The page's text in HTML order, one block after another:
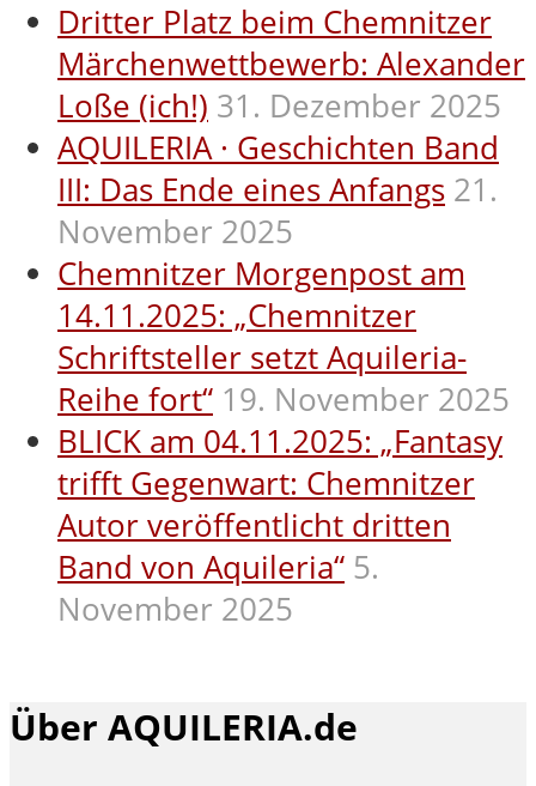
Dritter Platz beim Chemnitzer
Märchenwettbewerb: Alexander
Loße (ich!) 31. Dezember 2025
AQUILERIA · Geschichten Band
III: Das Ende eines Anfangs 21.
November 2025
Chemnitzer Morgenpost am
14.11.2025: „Chemnitzer
Schriftsteller setzt Aquileria-
Reihe fort“ 19. November 2025
BLICK am 04.11.2025: „Fantasy
trifft Gegenwart: Chemnitzer
Autor veröffentlicht dritten
Band von Aquileria“ 5.
November 2025
Über AQUILERIA.de